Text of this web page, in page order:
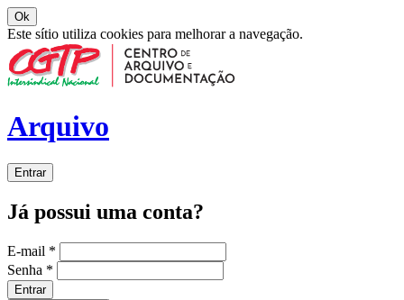
Ok
Este sítio utiliza cookies para melhorar a navegação.
Arquivo
Entrar
Já possui uma conta?
E-mail *
Senha *
Entrar